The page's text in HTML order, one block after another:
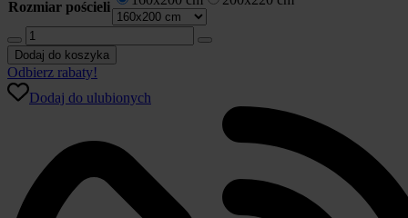
Rozmiar pościeli
ilość
Pościel
Estella
Mako
Satyna
Dodaj do koszyka
Odbierz rabaty!
Dodaj do ulubionych